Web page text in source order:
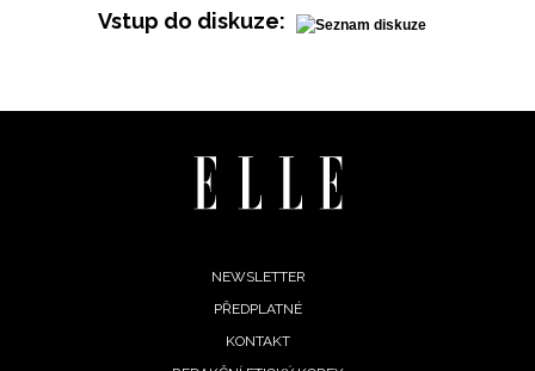
Vstup do diskuze:
NEWSLETTER
PŘEDPLATNÉ
KONTAKT